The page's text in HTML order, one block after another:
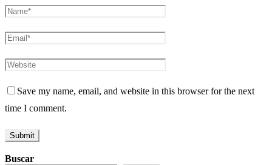
Save my name, email, and website in this browser for the next
time I comment.
Buscar